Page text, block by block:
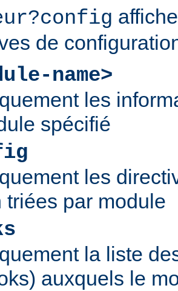
de
name>
les
spécifié
les
triées par module
la liste
auxquels le